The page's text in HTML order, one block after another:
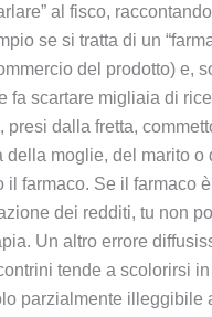
al fisco,
se si tratta di un
del prodotto) e,
fa scartare migliaia di
presi dalla fretta,
moglie, del marito
farmaco. Se il farmaco
dei redditi, tu non
Un altro errore
tende a scolorirsi
parzialmente illeggibile